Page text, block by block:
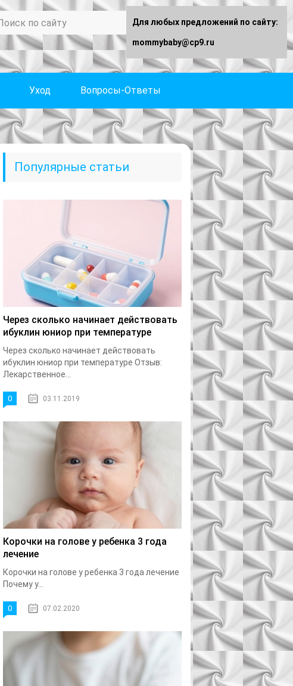
Уход Вопросы-Ответы
Популярные статьи
Через сколько начинает действовать
ибуклин юниор при температуре
Через сколько начинает действовать
ибуклин юниор при температуре Отзыв:
Лекарственное...
0 03.11.2019
Корочки на голове у ребенка 3 года
лечение
Корочки на голове у ребенка 3 года лечение
Почему у...
0 07.02.2020
Для любых предложений по сайту:
mommybaby@cp9.ru